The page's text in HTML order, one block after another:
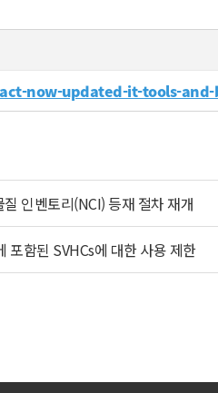
now-updated-it-tools-
인벤토리(NCI) 등재 절차 재개
포함된 SVHCs에 대한 사용 제한